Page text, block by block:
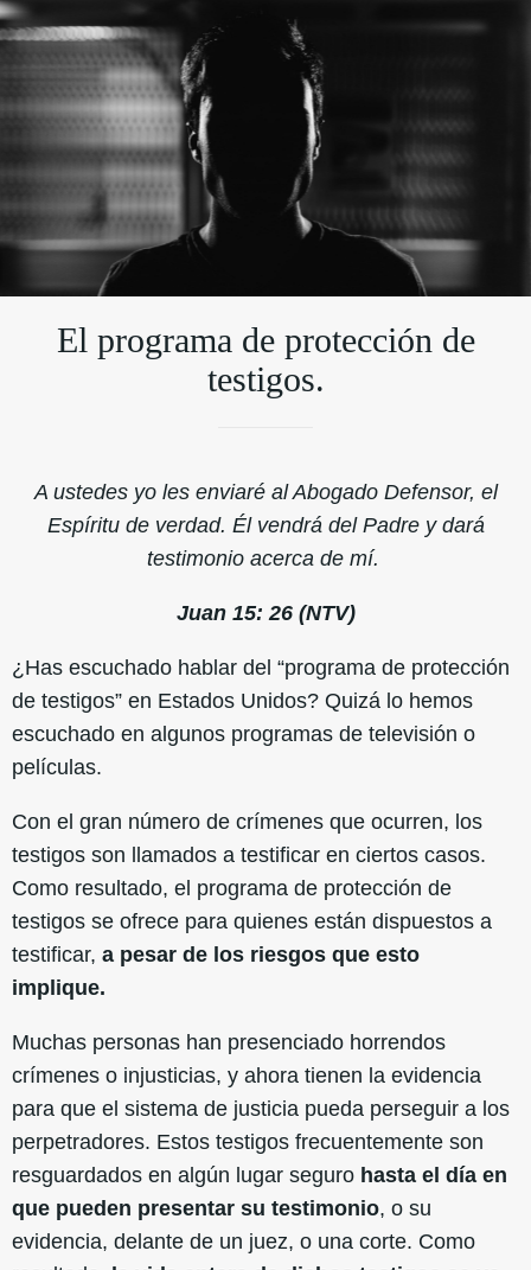
El programa de protección de
testigos.
A ustedes yo les enviaré al Abogado Defensor, el
Espíritu de verdad. Él vendrá del Padre y dará
testimonio acerca de mí.
Juan 15: 26 (NTV)
¿Has escuchado hablar del “programa de protección
de testigos” en Estados Unidos? Quizá lo hemos
escuchado en algunos programas de televisión o
películas.
Con el gran número de crímenes que ocurren, los
testigos son llamados a testificar en ciertos casos.
Como resultado, el programa de protección de
testigos se ofrece para quienes están dispuestos a
testificar, a pesar de los riesgos que esto
implique.
Muchas personas han presenciado horrendos
crímenes o injusticias, y ahora tienen la evidencia
para que el sistema de justicia pueda perseguir a los
perpetradores. Estos testigos frecuentemente son
resguardados en algún lugar seguro hasta el día en
que pueden presentar su testimonio, o su
evidencia, delante de un juez, o una corte. Como